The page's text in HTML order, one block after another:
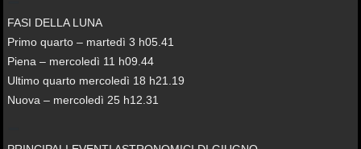
FASI DELLA LUNA
Primo quarto – martedì 3 h05.41
Piena – mercoledì 11 h09.44
Ultimo quarto mercoledì 18 h21.19
Nuova – mercoledì 25 h12.31